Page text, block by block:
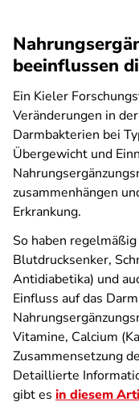
beeinflussen
Ein Kieler
Veränderungen in
Darmbakterien bei
Übergewicht und
zusammenhängen
Erkrankung.
So haben
Blutdrucksenker,
Antidiabetika) und
Einfluss auf das
Vitamine, Calcium
Zusammensetzung
Detaillierte
gibt es in diesem